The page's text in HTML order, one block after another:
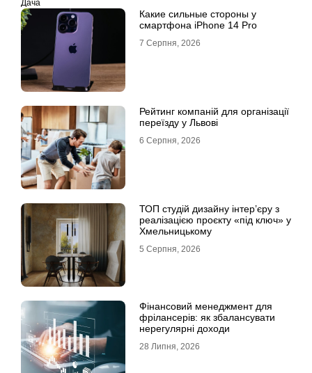
Дача
Какие сильные стороны у
смартфона iPhone 14 Pro
7 Серпня, 2026
Рейтинг компаній для організації
переїзду у Львові
6 Серпня, 2026
ТОП студій дизайну інтер’єру з
реалізацією проєкту «під ключ» у
Хмельницькому
5 Серпня, 2026
Фінансовий менеджмент для
фрілансерів: як збалансувати
нерегулярні доходи
28 Липня, 2026